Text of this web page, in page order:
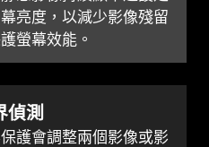
亮度，以減少影像殘留
螢幕效能。
偵測
護會調整兩個影像或影